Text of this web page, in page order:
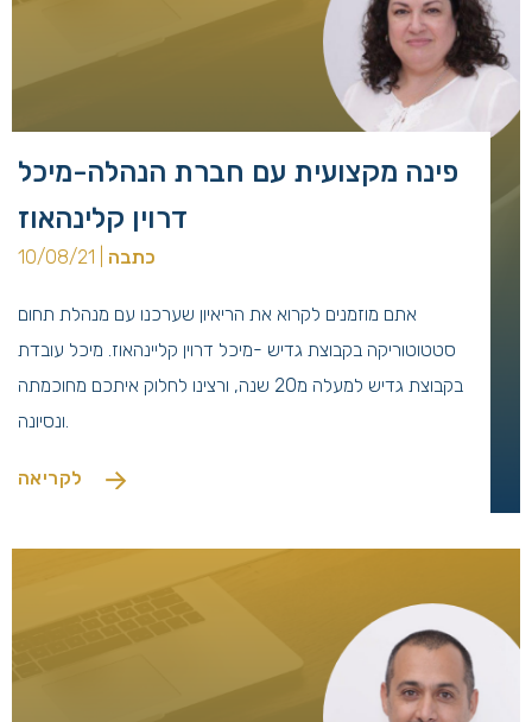
פינה מקצועית עם חברת הנהלה-מיכל
דרוין קלינהאוז
כתבה
אתם מוזמנים לקרוא את הריאיון שערכנו עם מנהלת תחום
סטטוטוריקה בקבוצת גדיש -מיכל דרוין קליינהאוז. מיכל עובדת
בקבוצת גדיש למעלה מ20 שנה, ורצינו לחלוק איתכם מחוכמתה
ונסיונה.
לקריאה